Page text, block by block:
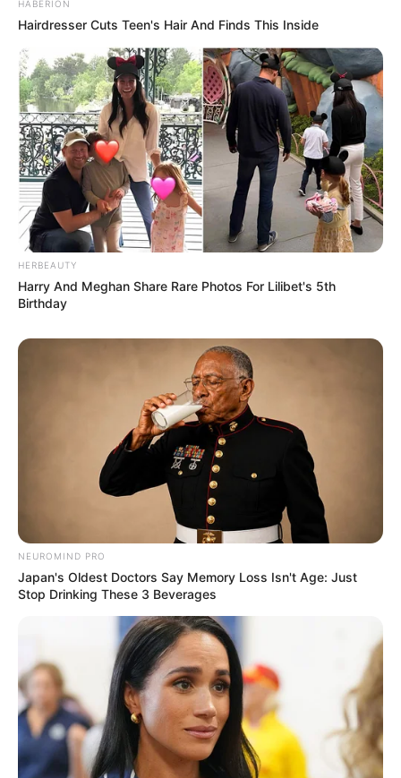
Fail! 10 Potret Makanan Gagal
Dimasak yang Bikin Kamu
Nggak Selera
10 Pose Manekin Anti
Banget
8 Kata Lucu Seputar Malam
Minggu ala Jomblo yang Bikin
Ngenes
10 Desain Kanopi Tempat
Tidur, Serasa Beristirahat di
Kamar Raja
HABERION
Hairdresser Cuts Teen's Hair And Finds This Inside
HERBEAUTY
Harry And Meghan Share Rare Photos For Lilibet's 5th
Birthday
NEUROMIND PRO
Japan's Oldest Doctors Say Memory Loss Isn't Age: Just
Stop Drinking These 3 Beverages